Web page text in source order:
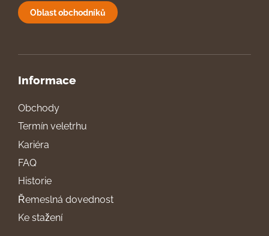
Oblast obchodníků
Informace
Obchody
Termín veletrhu
Kariéra
FAQ
Historie
Řemeslná dovednost
Ke stažení